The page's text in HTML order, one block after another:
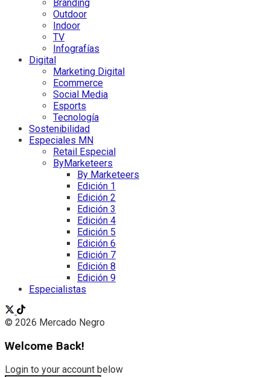
Branding
Outdoor
Indoor
TV
Infografías
Digital
Marketing Digital
Ecommerce
Social Media
Esports
Tecnología
Sostenibilidad
Especiales MN
Retail Especial
ByMarketeers
By Marketeers
Edición 1
Edición 2
Edición 3
Edición 4
Edición 5
Edición 6
Edición 7
Edición 8
Edición 9
Especialistas
© 2026 Mercado Negro
Welcome Back!
Login to your account below